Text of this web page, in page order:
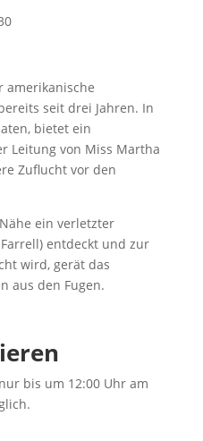
amerikanische
seit drei Jahren. In
bietet ein
Leitung von Miss Martha
Zuflucht vor den
ein verletzter
entdeckt und zur
wird, gerät das
aus den Fugen.
bis um 12:00 Uhr am